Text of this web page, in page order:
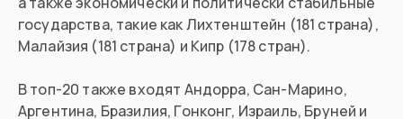
государства, такие как Лихтенштейн (181 страна),
Малайзия (181 страна) и Кипр (178 стран).
В топ-20 также входят Андорра, Сан-Марино,
Аргентина, Бразилия, Гонконг, Израиль, Бруней и